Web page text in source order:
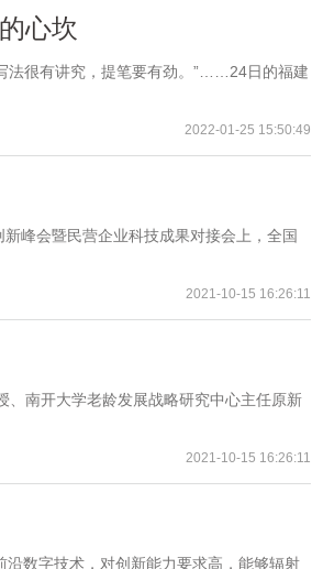
心坎
法很有讲究，提笔要有劲。”……24日的福建
2022-01-25 15:50:49
峰会暨民营企业科技成果对接会上，全国
2021-10-15 16:26:11
、南开大学老龄发展战略研究中心主任原新
2021-10-15 16:26:11
数字技术，对创新能力要求高，能够辐射